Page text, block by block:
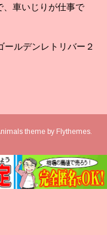
、車いじりが仕事で
ールデンレトリバー２
theme by Flythemes.